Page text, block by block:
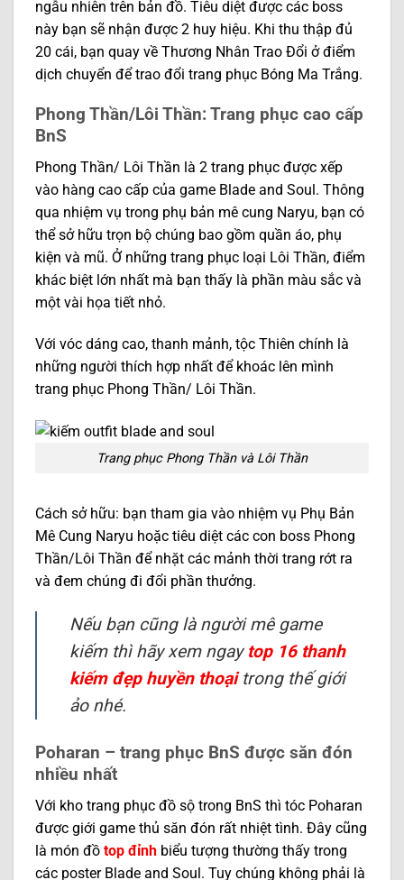
ngẫu nhiên trên bản đồ. Tiêu diệt được các boss
này bạn sẽ nhận được 2 huy hiệu. Khi thu thập đủ
20 cái, bạn quay về Thương Nhân Trao Đổi ở điểm
dịch chuyển để trao đổi trang phục Bóng Ma Trắng.
Phong Thần/Lôi Thần: Trang phục cao cấp
BnS
Phong Thần/ Lôi Thần là 2 trang phục được xếp
vào hàng cao cấp của game Blade and Soul. Thông
qua nhiệm vụ trong phụ bản mê cung Naryu, bạn có
thể sở hữu trọn bộ chúng bao gồm quần áo, phụ
kiện và mũ. Ở những trang phục loại Lôi Thần, điểm
khác biệt lớn nhất mà bạn thấy là phần màu sắc và
một vài họa tiết nhỏ.
Với vóc dáng cao, thanh mảnh, tộc Thiên chính là
những người thích hợp nhất để khoác lên mình
trang phục Phong Thần/ Lôi Thần.
Trang phục Phong Thần và Lôi Thần
Cách sở hữu: bạn tham gia vào nhiệm vụ Phụ Bản
Mê Cung Naryu hoặc tiêu diệt các con boss Phong
Thần/Lôi Thần để nhặt các mảnh thời trang rớt ra
và đem chúng đi đổi phần thưởng.
Nếu bạn cũng là người mê game
kiếm thì hãy xem ngay top 16 thanh
kiếm đẹp huyền thoạitrong thế giới
ảo nhé.
Poharan – trang phục BnS được săn đón
nhiều nhất
Với kho trang phục đồ sộ trong BnS thì tóc Poharan
được giới game thủ săn đón rất nhiệt tình. Đây cũng
là món đồ top đỉnh biểu tượng thường thấy trong
các poster Blade and Soul. Tuy chúng không phải là